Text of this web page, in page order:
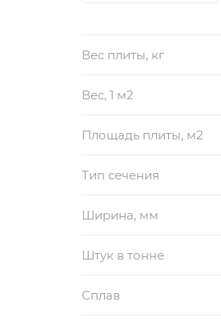
Вес плиты, кг
Вес, 1 м2
Площадь плиты, м2
Тип сечения
Ширина, мм
Штук в тонне
Сплав